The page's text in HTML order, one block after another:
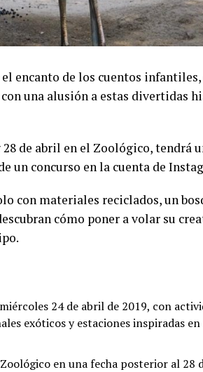
encanto de los cuentos
una alusión a estas divertidas
de abril en el Zoológico, tendrá
un concurso en la cuenta de
con materiales reciclados, un
cómo poner a volar su
24 de abril de 2019, con
exóticos y estaciones inspiradas
en una fecha posterior al 28